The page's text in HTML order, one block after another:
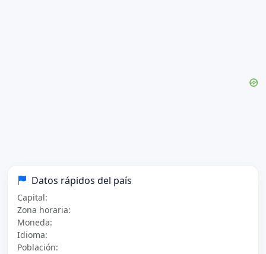
Datos rápidos del país
Capital:
Zona horaria:
Moneda:
Idioma:
Población: